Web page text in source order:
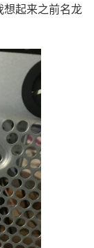
想起来之前名龙